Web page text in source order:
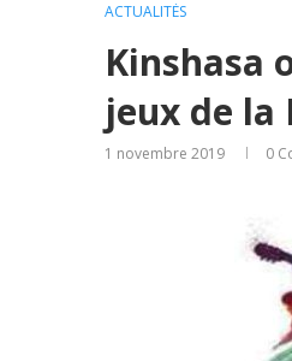
ACTUALITÉS
Kinshasa
jeux de la
1 novembre 2019 0